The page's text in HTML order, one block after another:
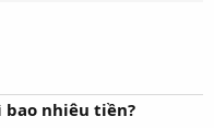
góp mặt trong bộ phim
gae cầm trịch (Ảnh:
nhiêu tiền?